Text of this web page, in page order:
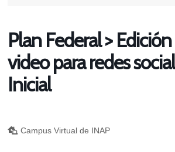
Plan Federal >
video para redes
Inicial
Campus Virtual de INAP